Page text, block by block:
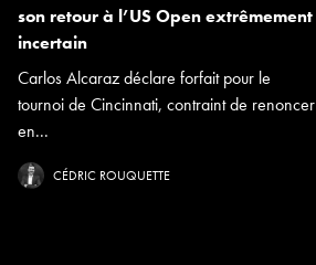
son retour à l’US Open extrêmement
incertain
Carlos Alcaraz déclare forfait pour le
tournoi de Cincinnati, contraint de renoncer
en...
CÉDRIC ROUQUETTE